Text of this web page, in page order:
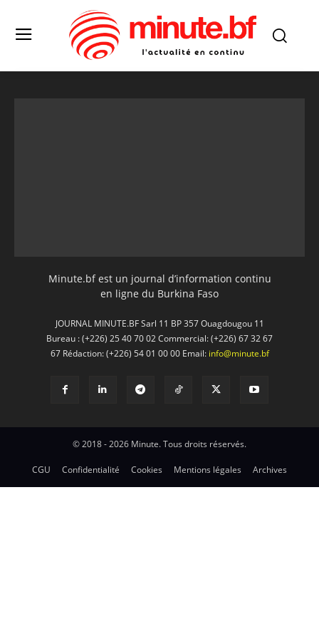
Minute.bf est un journal d’information continu
en ligne du Burkina Faso
JOURNAL MINUTE.BF Sarl 11 BP 357 Ouagdougou 11
Bureau : (+226) 25 40 70 02 Commercial: (+226) 67 32 67
67 Rédaction: (+226) 54 01 00 00 Email: info@minute.bf
© 2018 - 2026 Minute. Tous droits réservés.
CGU Confidentialité Cookies Mentions légales Archives